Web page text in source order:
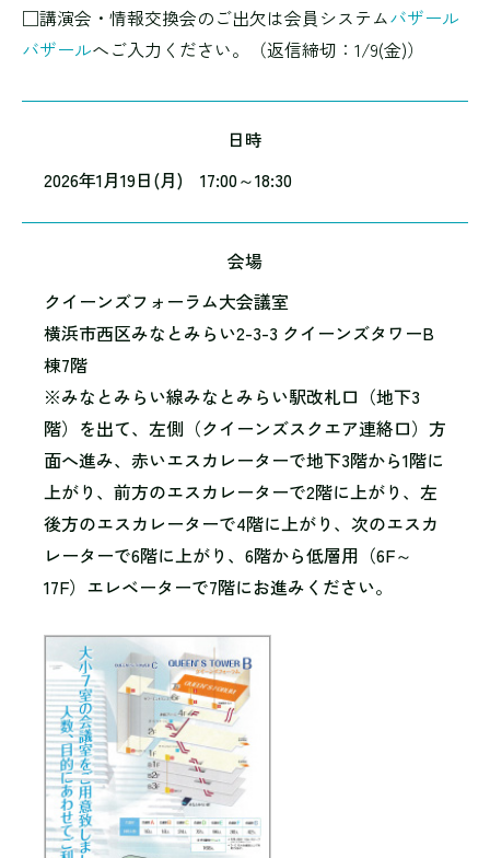
□講演会・情報交換会のご出欠は会員システムバザール
バザールへご入力ください。（返信締切：1/9(金)）
日時
2026年1月19日(月) 17:00～18:30
会場
クイーンズフォーラム大会議室
横浜市西区みなとみらい2-3-3 クイーンズタワーB
棟7階
※みなとみらい線みなとみらい駅改札口（地下3
階）を出て、左側（クイーンズスクエア連絡口）方
面へ進み、赤いエスカレーターで地下3階から1階に
上がり、前方のエスカレーターで2階に上がり、左
後方のエスカレーターで4階に上がり、次のエスカ
レーターで6階に上がり、6階から低層用（6F～
17F）エレベーターで7階にお進みください。